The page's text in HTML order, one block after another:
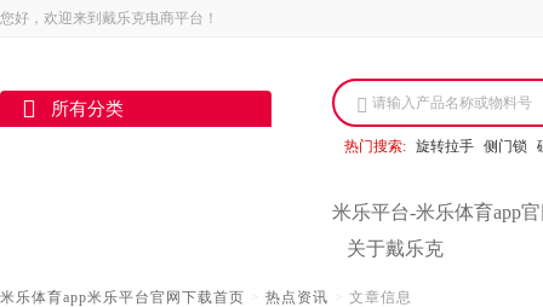
您好，欢迎来到戴乐克电商平台！
所有分类 请输入产品名称或物料号
热门搜索: 旋转拉手 侧门锁
米乐平台-米乐体育app
关于戴乐克
米乐体育app米乐平台官网下载首页 > 热点资讯 > 文章信息